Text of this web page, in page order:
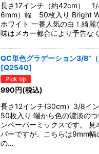
長さ17インチ（約42cm） 1/
6mm）幅 50枚入り Bright
ホワイト 一番人気の白！綺麗
味はメカー都合により予告な
QC単色グラデーション3/8”
[Q2540]
990円(税込)
長さ12インチ(30cm）3/8イ
50枚入り 端から色の濃淡の
ンペーパーミックスです。 見
パーですが、こちらは9mm幅
の…